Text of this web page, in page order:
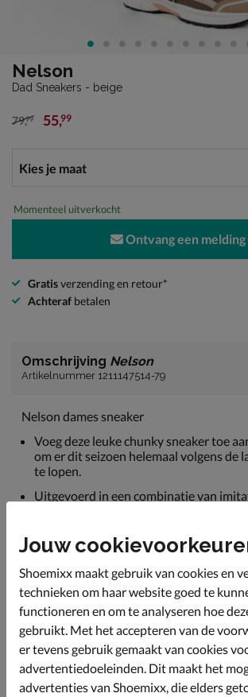
Nelson
Dad Sneakers - beige
van € 79,99 voor € 55,99
79,99 55,99
Momenteel uitverkocht
Ontvang een melding
Gratisverzending en retour*
Achteraf betalen
Omschrijving Nelson
Artikelnummer 1211147514-79
Nelson dames sneaker
Voeg deze leuke chunky sneaker toe
om er dit seizoen helemaal volgens de
te lopen.
Uitgevoerd in een combinatie van
Tevens gevoerd met mesh-textiel voor
vochtafvoer. De dikke wattering in de
daarnaast voor optimaal comfort en
hiel.
Bevat een memoryfoam-voetbed die
demping garandeert.
Afgewerkt met een stevige rubberen
grove profiel zorgt voor grip en
Jouw
Shoemixx maakt gebruik van cookies en
technieken om haar website goed te
functioneren en om te analyseren hoe
gebruikt. Met het accepteren van de
er tevens gebruik gemaakt van cookies
advertentiedoeleinden. Dit maakt het
advertenties van Shoemixx, die elders